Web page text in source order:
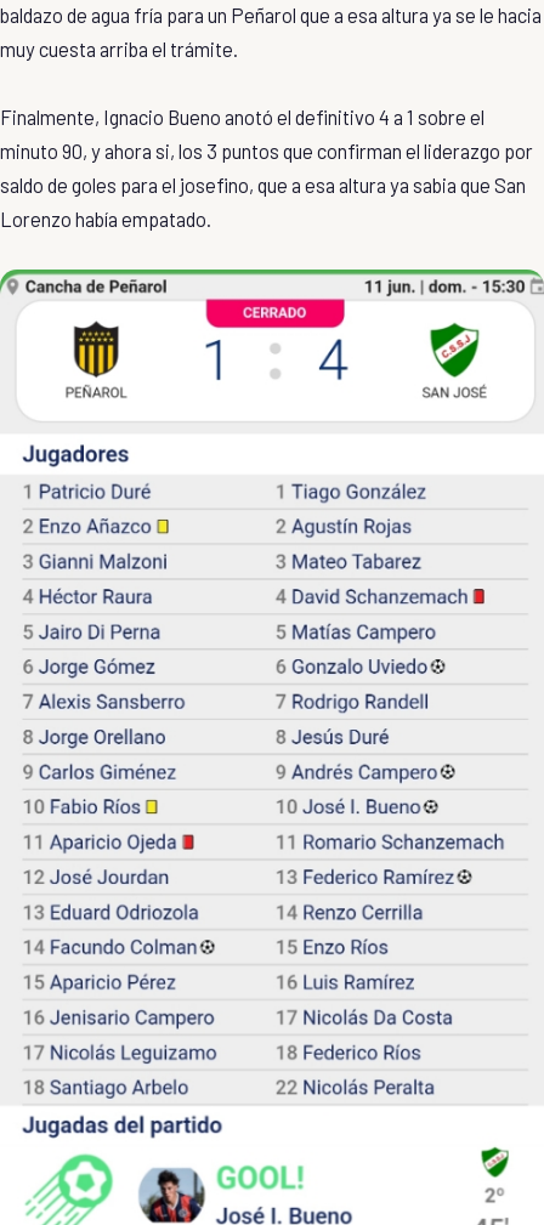
baldazo de agua fría para un Peñarol que a esa altura ya se le hacia
muy cuesta arriba el trámite.
Finalmente, Ignacio Bueno anotó el definitivo 4 a 1 sobre el
minuto 90, y ahora si, los 3 puntos que confirman el liderazgo por
saldo de goles para el josefino, que a esa altura ya sabia que San
Lorenzo había empatado.